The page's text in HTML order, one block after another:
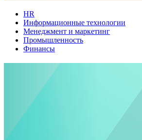
HR
Информационные технологии
Менеджмент и маркетинг
Промышленность
Финансы